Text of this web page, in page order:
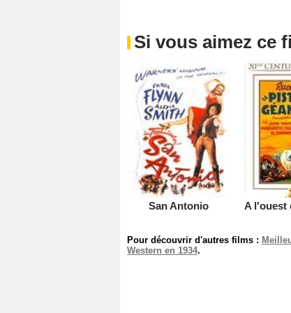
Si vous aimez ce
San Antonio
Pour découvrir d'autres films :
Western en 1934.